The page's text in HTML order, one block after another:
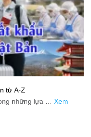
từ A-Z
những lựa … Xem